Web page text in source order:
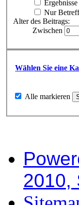
Nur
Alter des Beitrags:
Zwischen
Wählen Sie eine
Alle markieren
2010,